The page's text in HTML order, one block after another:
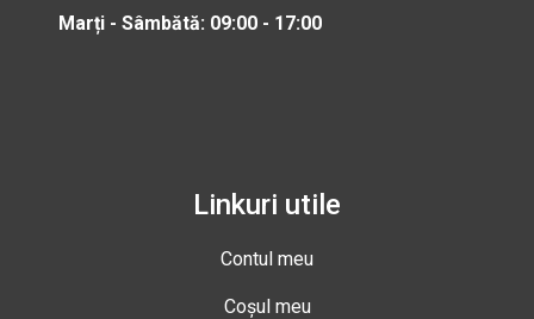
Marți - Sâmbătă: 09:00 - 17:00
Linkuri utile
Contul meu
Coșul meu